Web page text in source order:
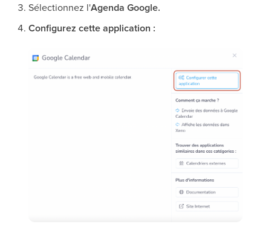
Sélectionnez l'Agenda Google.
Configurez cette application :